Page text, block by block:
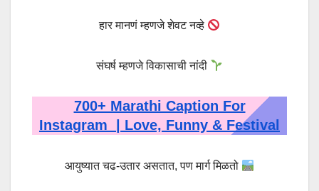
हार मानणं म्हणजे शेवट नव्हे
संघर्ष म्हणजे विकासाची नांदी
700+ Marathi Caption For
Instagram | Love, Funny & Festival
आयुष्यात चढ-उतार असतात, पण मार्ग मिळतो